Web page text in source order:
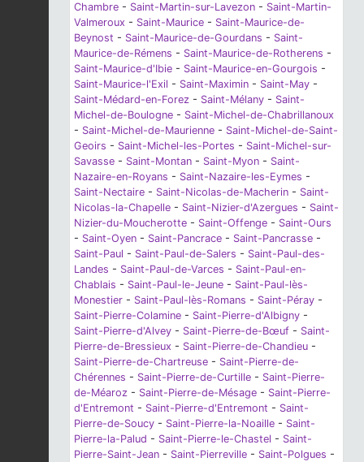
Chambre - Saint-Martin-sur-Lavezon - Saint-Martin-
Valmeroux - Saint-Maurice - Saint-Maurice-de-
Beynost - Saint-Maurice-de-Gourdans - Saint-
Maurice-de-Rémens - Saint-Maurice-de-Rotherens -
Saint-Maurice-d'Ibie - Saint-Maurice-en-Gourgois -
Saint-Maurice-l'Exil - Saint-Maximin - Saint-May -
Saint-Médard-en-Forez - Saint-Mélany - Saint-
Michel-de-Boulogne - Saint-Michel-de-Chabrillanoux
- Saint-Michel-de-Maurienne - Saint-Michel-de-Saint-
Geoirs - Saint-Michel-les-Portes - Saint-Michel-sur-
Savasse - Saint-Montan - Saint-Myon - Saint-
Nazaire-en-Royans - Saint-Nazaire-les-Eymes -
Saint-Nectaire - Saint-Nicolas-de-Macherin - Saint-
Nicolas-la-Chapelle - Saint-Nizier-d'Azergues - Saint-
Nizier-du-Moucherotte - Saint-Offenge - Saint-Ours
- Saint-Oyen - Saint-Pancrace - Saint-Pancrasse -
Saint-Paul - Saint-Paul-de-Salers - Saint-Paul-des-
Landes - Saint-Paul-de-Varces - Saint-Paul-en-
Chablais - Saint-Paul-le-Jeune - Saint-Paul-lès-
Monestier - Saint-Paul-lès-Romans - Saint-Péray -
Saint-Pierre-Colamine - Saint-Pierre-d'Albigny -
Saint-Pierre-d'Alvey - Saint-Pierre-de-Bœuf - Saint-
Pierre-de-Bressieux - Saint-Pierre-de-Chandieu -
Saint-Pierre-de-Chartreuse - Saint-Pierre-de-
Chérennes - Saint-Pierre-de-Curtille - Saint-Pierre-
de-Méaroz - Saint-Pierre-de-Mésage - Saint-Pierre-
d'Entremont - Saint-Pierre-d'Entremont - Saint-
Pierre-de-Soucy - Saint-Pierre-la-Noaille - Saint-
Pierre-la-Palud - Saint-Pierre-le-Chastel - Saint-
Pierre-Saint-Jean - Saint-Pierreville - Saint-Polgues -